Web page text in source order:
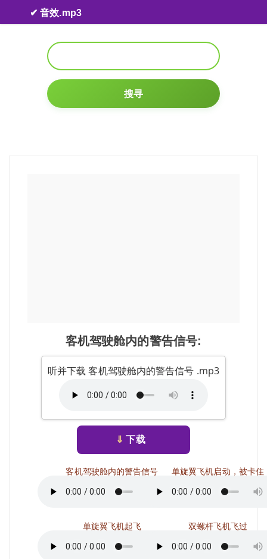
Skip to content
✔ 音效.mp3
搜寻
客机驾驶舱内的警告信号:
听并下载 客机驾驶舱内的警告信号 .mp3
⇓ 下载
客机驾驶舱内的警告信号
单旋翼飞机起飞
单旋翼飞机启动，被卡住
双螺杆飞机飞过